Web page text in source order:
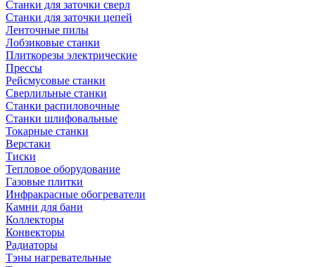
Станки для заточки сверл
Станки для заточки цепей
Ленточные пилы
Лобзиковые станки
Плиткорезы электрические
Прессы
Рейсмусовые станки
Сверлильные станки
Станки распиловочные
Станки шлифовальные
Токарные станки
Верстаки
Тиски
Тепловое оборудование
Газовые плитки
Инфракрасные обогреватели
Камни для бани
Коллекторы
Конвекторы
Радиаторы
Тэны нагревательные